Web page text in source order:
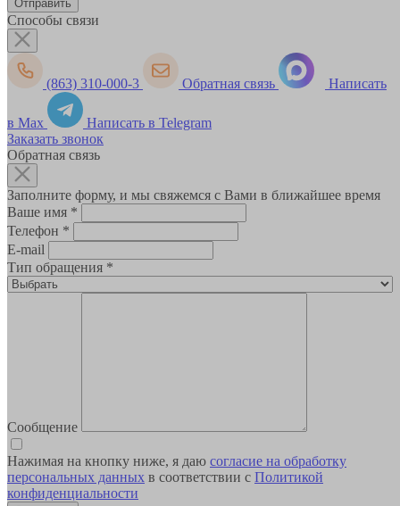
Способы связи
(863) 310-000-3 Обратная связь Написать
в Max
Написать в Telegram
Заказать звонок
Обратная связь
Заполните форму, и мы свяжемся с Вами в ближайшее время
Ваше имя *
Телефон *
E-mail
Тип обращения *
Сообщение
Нажимая на кнопку ниже, я даю согласие на обработку
персональных данных в соответствии с Политикой
конфиденциальности